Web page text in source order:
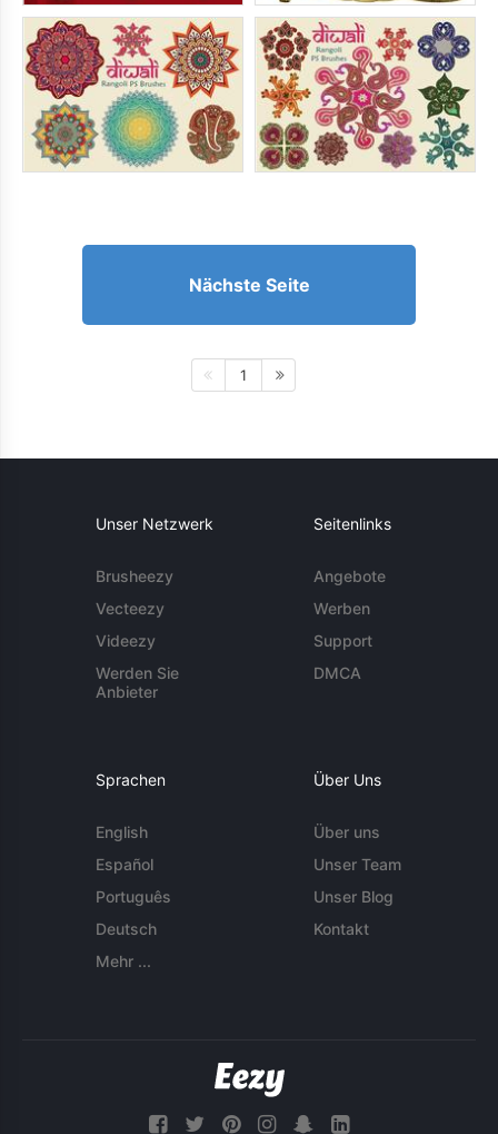
Nächste Seite
1
Unser Netzwerk
Brusheezy
Vecteezy
Videezy
Werden Sie
Anbieter
Seitenlinks
Angebote
Werben
Support
DMCA
Sprachen
English
Español
Português
Deutsch
Mehr ...
Über Uns
Über uns
Unser Team
Unser Blog
Kontakt